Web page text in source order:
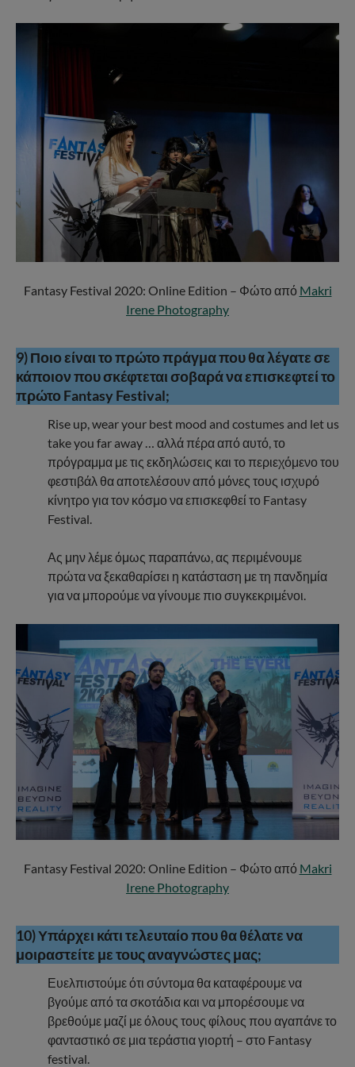
Fantasy Festival 2020: Online Edition – Φώτο από Makri
Irene Photography
9) Ποιο είναι το πρώτο πράγμα που θα λέγατε σε
κάποιον που σκέφτεται σοβαρά να επισκεφτεί το
πρώτο Fantasy Festival;
Rise up, wear your best mood and costumes and let us
take you far away … αλλά πέρα από αυτό, το
πρόγραμμα με τις εκδηλώσεις και το περιεχόμενο του
φεστιβάλ θα αποτελέσουν από μόνες τους ισχυρό
κίνητρο για τον κόσμο να επισκεφθεί το Fantasy
Festival.
Ας μην λέμε όμως παραπάνω, ας περιμένουμε
πρώτα να ξεκαθαρίσει η κατάσταση με τη πανδημία
για να μπορούμε να γίνουμε πιο συγκεκριμένοι.
Fantasy Festival 2020: Online Edition – Φώτο από Makri
Irene Photography
10) Υπάρχει κάτι τελευταίο που θα θέλατε να
μοιραστείτε με τους αναγνώστες μας;
Ευελπιστούμε ότι σύντομα θα καταφέρουμε να
βγούμε από τα σκοτάδια και να μπορέσουμε να
βρεθούμε μαζί με όλους τους φίλους που αγαπάνε το
φανταστικό σε μια τεράστια γιορτή – στο Fantasy
festival.